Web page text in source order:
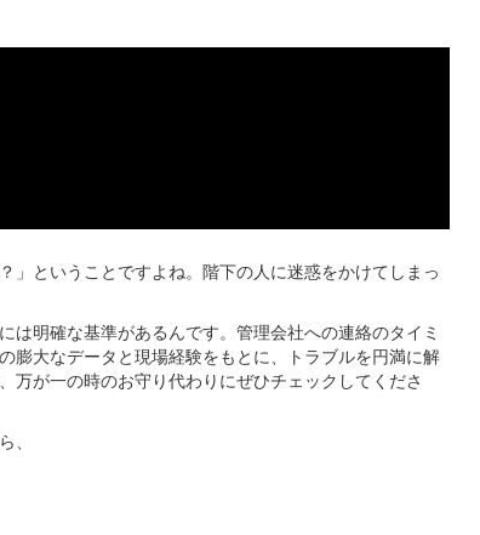
」ということですよね。階下の人に迷惑をかけてしまっ
は明確な基準があるんです。管理会社への連絡のタイミ
膨大なデータと現場経験をもとに、トラブルを円満に解
が一の時のお守り代わりにぜひチェックしてくださ
、